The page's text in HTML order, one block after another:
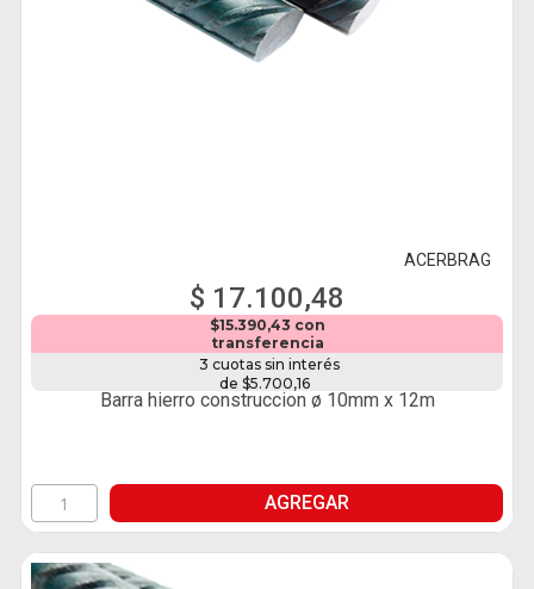
ACERBRAG
$ 17.100,48
$15.390,43 con
transferencia
3 cuotas sin interés
de $5.700,16
Barra hierro construccion ø 10mm x 12m
AGREGAR